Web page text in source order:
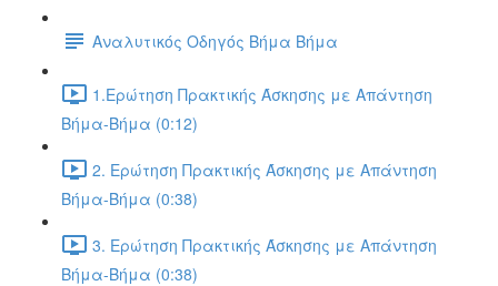
Αναλυτικός Οδηγός Βήμα Βήμα
1.Ερώτηση Πρακτικής Άσκησης με Απάντηση
Βήμα-Βήμα (0:12)
2. Ερώτηση Πρακτικής Άσκησης με Απάντηση
Βήμα-Βήμα (0:38)
3. Ερώτηση Πρακτικής Άσκησης με Απάντηση
Βήμα-Βήμα (0:38)